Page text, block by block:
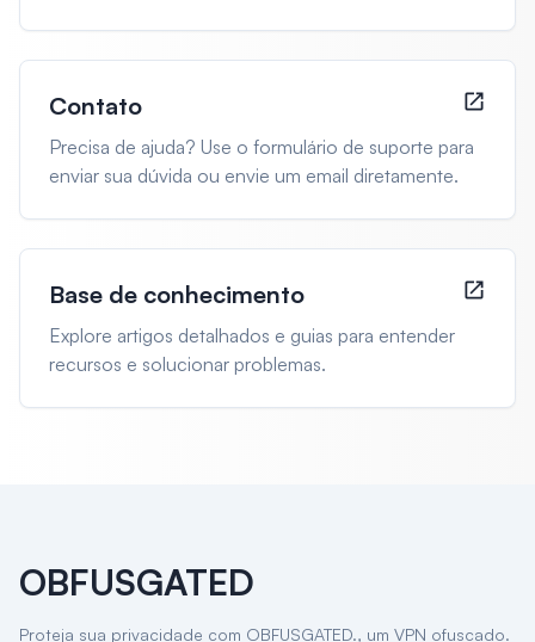
Contato
Precisa de ajuda? Use o formulário de suporte para
enviar sua dúvida ou envie um email diretamente.
Base de conhecimento
Explore artigos detalhados e guias para entender
recursos e solucionar problemas.
OBFUSGATED
Proteja sua privacidade com OBFUSGATED., um VPN ofuscado.